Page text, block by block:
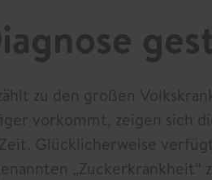
zu den großen
vorkommt, zeigen sich
Glücklicherweise
„Zuckerkrankheit“